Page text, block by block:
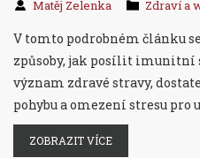
Matěj Zelenka Zdraví a
V tomto podrobném článku
způsoby, jak posílit imunitní
význam zdravé stravy,
pohybu a omezení stresu
systému. Zjistíme, jak
mohou vést k lepší
ZOBRAZIT VÍCE